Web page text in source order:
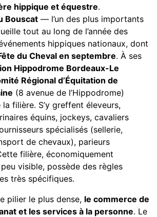
hippique et équestre.
Bouscat — l’un des plus importants
tout au long de l’année des
hippiques nationaux, dont
du Cheval en septembre. À ses
Hippodrome Bordeaux-Le
Régional d’Équitation de
(8 avenue de l’Hippodrome)
filière. S’y greffent éleveurs,
équins, jockeys, cavaliers
spécialisés (sellerie,
de chevaux), parieurs
filière, économiquement
visible, possède des règles
très spécifiques.
pilier le plus dense, le commerce de
et les services à la personne. Le